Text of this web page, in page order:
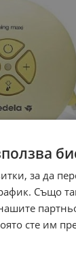
за да
Също
сте им